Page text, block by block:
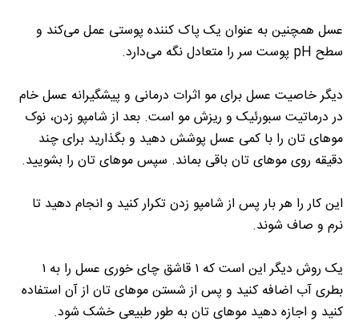
عسل همچنین به عنوان یک پاک کننده پوستی عمل می‌کند و
سطح pH پوست سر را متعادل نگه می‌دارد.
دیگر خاصیت عسل برای مو اثرات درمانی و پیشگیرانه عسل خام
در درماتیت سبورئیک و ریزش مو است. بعد از شامپو زدن، نوک
مو‌های تان را با کمی عسل پوشش دهید و بگذارید برای چند
دقیقه روی مو‌های تان باقی بماند. سپس مو‌های تان را بشویید.
این کار را هر بار پس از شامپو زدن تکرار کنید و انجام دهید تا
نرم و صاف شوند.
یک روش دیگر این است که ۱ قاشق چای خوری عسل را به ۱
بطری آب اضافه کنید و پس از شستن مو‌های تان از آن استفاده
کنید و اجازه دهید مو‌های تان به طور طبیعی خشک شود.